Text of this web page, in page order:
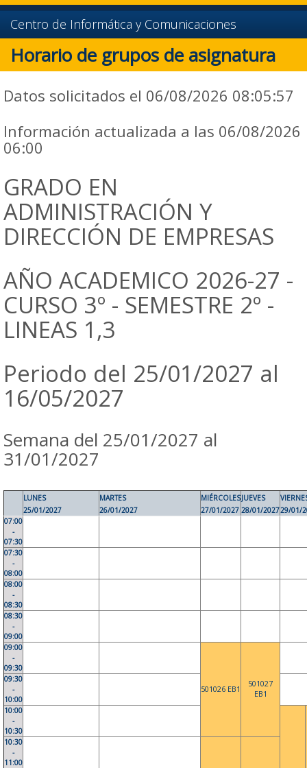
Centro de Informática y Comunicaciones
Horario de grupos de asignatura
Datos solicitados el 06/08/2026 08:05:57
Información actualizada a las 06/08/2026
06:00
GRADO EN
ADMINISTRACIÓN Y
DIRECCIÓN DE EMPRESAS
AÑO ACADEMICO 2026-27 -
CURSO 3º - SEMESTRE 2º -
LINEAS 1,3
Periodo del 25/01/2027 al
16/05/2027
Semana del 25/01/2027 al
31/01/2027
LUNES
25/01/2027
MARTES
26/01/2027
MIÉRCOLES
27/01/2027
JUEVES
28/01/202729/01/
07:00
-
07:30
07:30
-
08:00
08:00
-
08:30
08:30
-
09:00
09:00
-
09:30
501026 EB1
501027
EB1
09:30
-
10:00
10:00
-
10:30
10:30
-
11:00